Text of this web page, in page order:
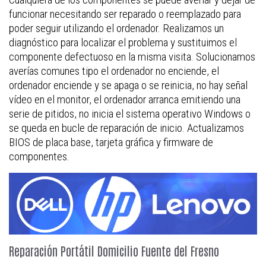
funcionar necesitando ser reparado o reemplazado para
poder seguir utilizando el ordenador. Realizamos un
diagnóstico para localizar el problema y sustituimos el
componente defectuoso en la misma visita. Solucionamos
averías comunes tipo el ordenador no enciende, el
ordenador enciende y se apaga o se reinicia, no hay señal
vídeo en el monitor, el ordenador arranca emitiendo una
serie de pitidos, no inicia el sistema operativo Windows o
se queda en bucle de reparación de inicio. Actualizamos
BIOS de placa base, tarjeta gráfica y firmware de
componentes.
Reparación Portátil Domicilio Fuente del Fresno